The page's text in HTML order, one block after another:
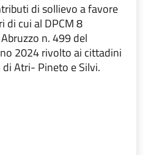
di sollievo a favore
di cui al DPCM 8
n. 499 del
2024 rivolto ai cittadini
Atri- Pineto e Silvi.